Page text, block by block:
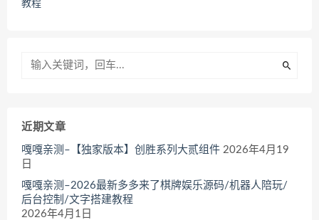
教程
近期文章
嘎嘎亲测–【独家版本】创胜系列大贰组件 2026年4月19
日
嘎嘎亲测–2026最新多多来了棋牌娱乐源码/机器人陪玩/
后台控制/文字搭建教程
2026年4月1日